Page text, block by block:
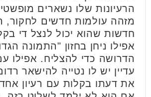
הרעיונות שלו נשארים
מזהה עולמות חדשים לחקור,
חדשות שהוא יכול לנצל די
אפילו ניחן בחזון "התמונה
הדרושה כדי להצליח. אפילו
עדיין יש לו נטייה להישאר
את דעתו בקלות עם רעיון